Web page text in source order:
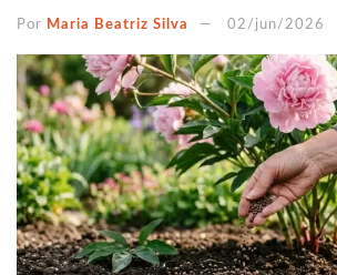
Por Maria Beatriz Silva 02/jun/2026